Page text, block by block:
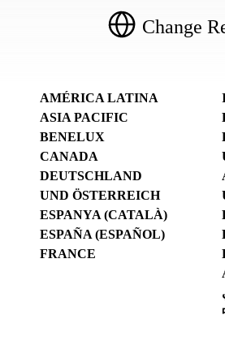
Change
AMÉRICA LATINA
ASIA PACIFIC
BENELUX
CANADA
DEUTSCHLAND
UND ÖSTERREICH
ESPANYA (CATALÀ)
ESPAÑA (ESPAÑOL)
FRANCE